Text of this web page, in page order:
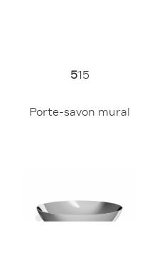
515
Porte-savon mural